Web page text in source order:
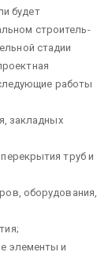
будет
строитель­
стадии
работы
закладных
труб и
оборудования,
элементы и